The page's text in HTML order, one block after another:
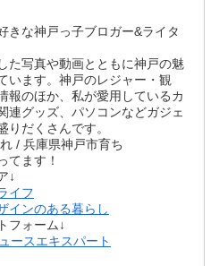
きな神戸っ子ブロガー&ライタ
た写真や動画とともに神戸の魅
います。神戸のレジャー・観
報のほか、私が愛用しているカ
連グッズ、パソコンなどガジェ
りだくさんです。
/ 兵庫県神戸市育ち
てます！
↓
イフ
インのある暮らし
フォーム↓
ースエキスパート